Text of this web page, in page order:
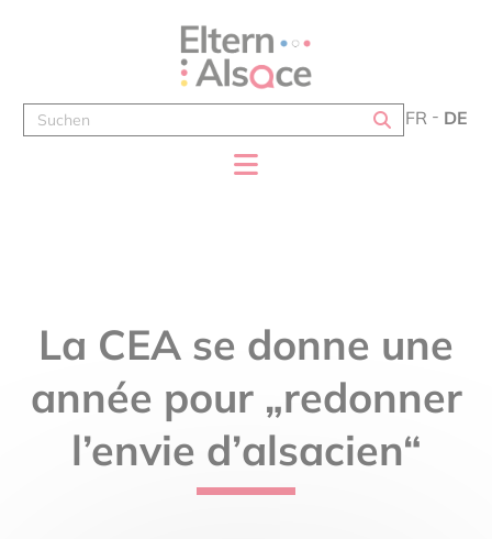
FR DE
La CEA se donne une
année pour „redonner
l’envie d’alsacien“